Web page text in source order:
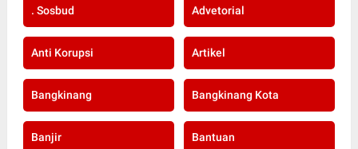
. Sosbud Advetorial
Anti Korupsi Artikel
Bangkinang Bangkinang Kota
Banjir Bantuan